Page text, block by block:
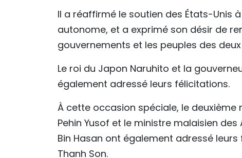
Il a réaffirmé le soutien des États-Unis
autonome, et a exprimé son désir de
gouvernements et les peuples des
Le roi du Japon Naruhito et la
également adressé leurs félicitations.
À cette occasion spéciale, le deuxième
Pehin Yusof et le ministre malaisien
Bin Hasan ont également adressé
Thanh Son.